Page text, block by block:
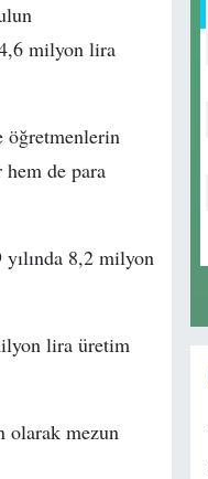
4,6 milyon lira
öğretmenlerin
de para
8,2 milyon
lira üretim
olarak mezun